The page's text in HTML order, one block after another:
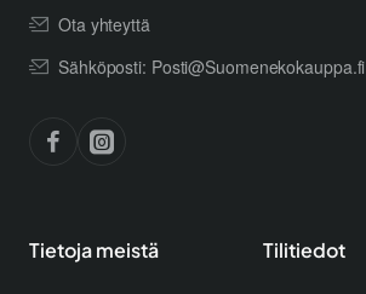
Ota yhteyttä
Sähköposti: Posti@Suomenekokauppa.fi
Tietoja meistä Tilitiedot